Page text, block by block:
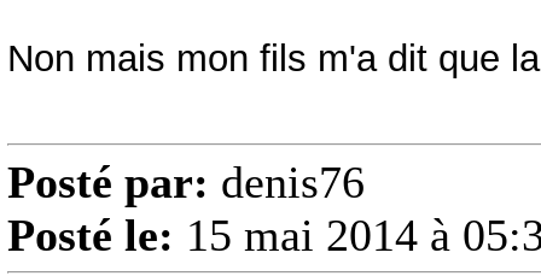
Non mais mon fils m'a dit que
Posté par: denis76
Posté le: 15 mai 2014 à